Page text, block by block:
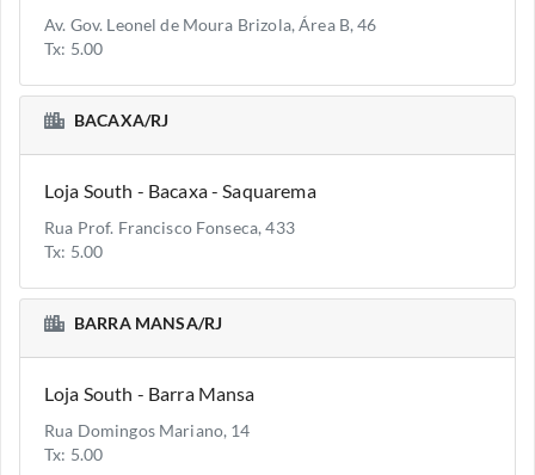
Av. Gov. Leonel de Moura Brizola, Área B, 46
Tx: 5.00
BACAXA/RJ
Loja South - Bacaxa - Saquarema
Rua Prof. Francisco Fonseca, 433
Tx: 5.00
BARRA MANSA/RJ
Loja South - Barra Mansa
Rua Domingos Mariano, 14
Tx: 5.00